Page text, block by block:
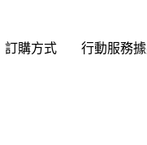
訂購方式 行動服務